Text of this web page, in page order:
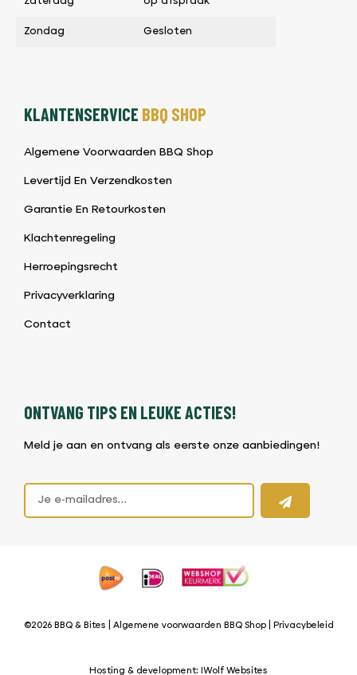
Zondag Gesloten
KLANTENSERVICE BBQ SHOP
Algemene Voorwaarden BBQ Shop
Levertijd En Verzendkosten
Garantie En Retourkosten
Klachtenregeling
Herroepingsrecht
Privacyverklaring
Contact
ONTVANG TIPS EN LEUKE ACTIES!
Meld je aan en ontvang als eerste onze aanbiedingen!
©2026 BBQ & Bites | Algemene voorwaarden BBQ Shop| Privacybeleid
Hosting & development: IWolf Websites